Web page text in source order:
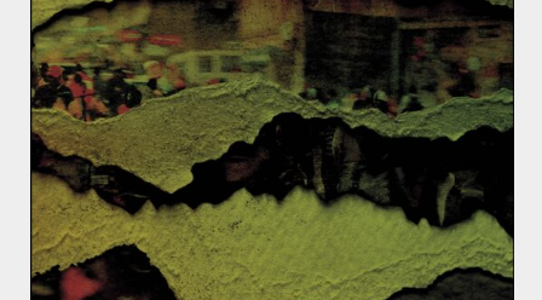
guerre mondiale.L’Organisation Mondiale de la Santé
(OMS) estime que, depuis 2015, plus de 10 000 ont été
tuées, 60 000 blessées et 3,4 millions déplacées.
… Et appels au boycott.
Plusieurs ONG ont appelé au boycott des compétitions
sportives en Arabie Saoudite.Amnesty International a
appelé la Juventus et le Milan AC à ne pas jouer la
Supercoupe d’Italie. Certains coureurs amateurs et